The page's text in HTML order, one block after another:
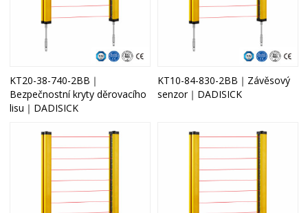
KT20-38-740-2BB｜
Bezpečnostní kryty děrovacího
lisu｜DADISICK
KT10-84-830-2BB｜Závěsový
senzor｜DADISICK